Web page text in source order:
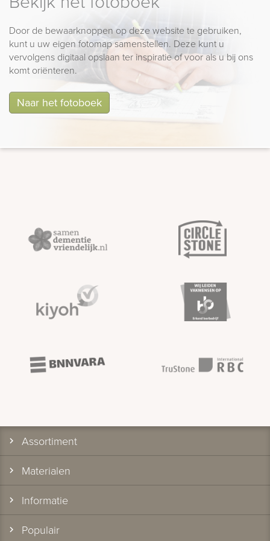
Door de bewaarknoppen op deze website te gebruiken,
kunt u uw eigen fotomap samenstellen. Deze kunt u
vervolgens digitaal opslaan ter inspiratie of voor als u bij ons
komt oriënteren.
Naar het fotoboek
Assortiment
Materialen
Informatie
Populair